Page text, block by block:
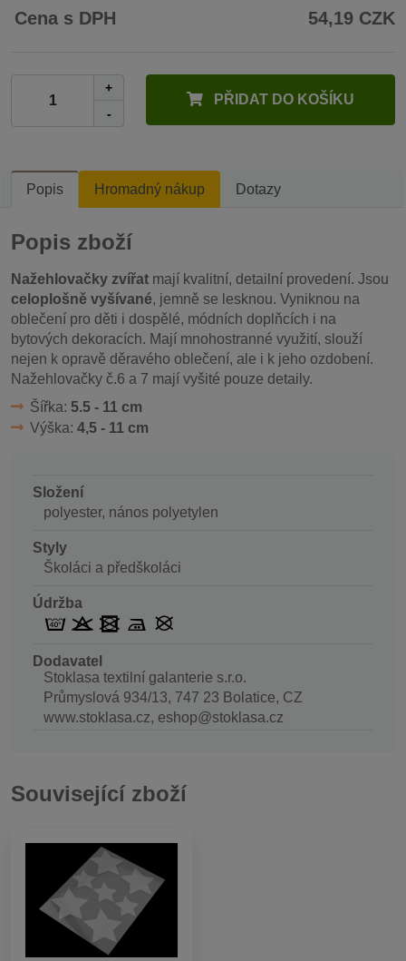
Cena s DPH 54,19 CZK
+
-
PŘIDAT DO KOŠÍKU
Popis Hromadný nákup Dotazy
Popis zboží
Nažehlovačky zvířat mají kvalitní, detailní provedení. Jsou
celoplošně vyšívané, jemně se lesknou. Vyniknou na
oblečení pro děti i dospělé, módních doplňcích i na
bytových dekoracích. Mají mnohostranné využití, slouží
nejen k opravě děravého oblečení, ale i k jeho ozdobení.
Nažehlovačky č.6 a 7 mají vyšité pouze detaily.
Šířka: 5.5 - 11 cm
Výška: 4,5 - 11 cm
Složení
polyester, nános polyetylen
Styly
Školáci a předškoláci
Údržba
Dodavatel
Stoklasa textilní galanterie s.r.o.
Průmyslová 934/13, 747 23 Bolatice, CZ
www.stoklasa.cz, eshop@stoklasa.cz
Související zboží